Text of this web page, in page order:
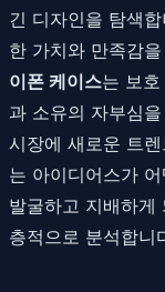
긴 디자인을 탐색
한 가치와 만족감
이폰 케이스는 보
과 소유의 자부심
시장에 새로운 트
는 아이디어스가 어
발굴하고 지배하게
층적으로 분석합니